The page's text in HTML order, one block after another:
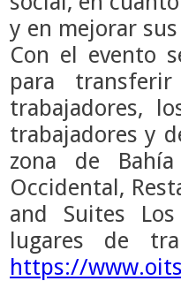
y en mejorar
Con el evento
para
trabajadores,
trabajadores y
zona de
Occidental,
and Suites
lugares de
https://